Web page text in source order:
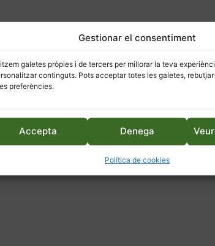
Gestionar el consentiment
galetes pròpies i de tercers per millorar la teva
continguts. Pots acceptar totes les galetes,
preferències.
Accepta Denega
Política de cookies